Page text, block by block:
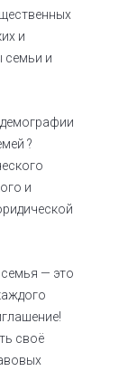
и
семьи и
?
и
— это
своё